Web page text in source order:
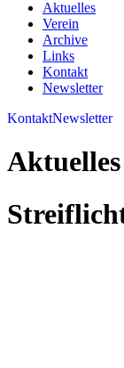
Aktuelles
Verein
Archive
Links
Kontakt
Newsletter
KontaktNewsletter
Aktuelles